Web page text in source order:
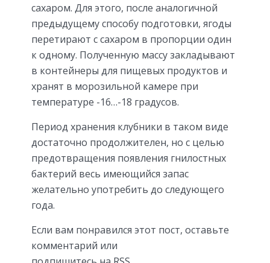
сахаром. Для этого, после аналогичной
предыдущему способу подготовки, ягоды
перетирают с сахаром в пропорции один
к одному. Полученную массу закладывают
в контейнеры для пищевых продуктов и
хранят в морозильной камере при
температуре -16…-18 градусов.
Период хранения клубники в таком виде
достаточно продолжителен, но с целью
предотвращения появления гнилостных
бактерий весь имеющийся запас
желательно употребить до следующего
года.
Если вам понравился этот пост, оставьте
комментарий или